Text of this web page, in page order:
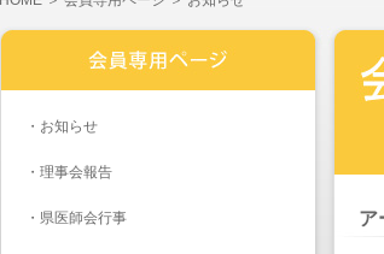
・ お知らせ
・ 理事会報告
・ 県医師会行事 ア